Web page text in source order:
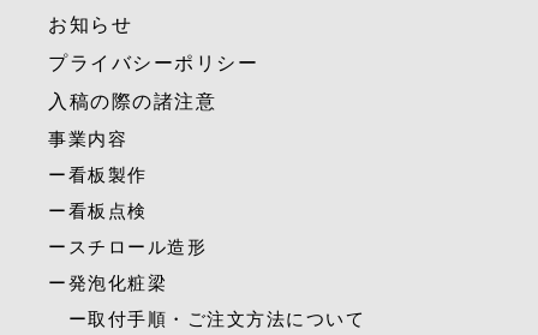
お知らせ
プライバシーポリシー
入稿の際の諸注意
事業内容
ー看板製作
ー看板点検
ースチロール造形
ー発泡化粧梁
ー取付手順・ご注文方法について